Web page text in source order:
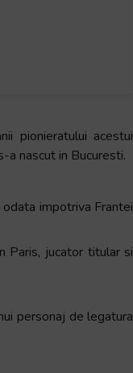
pionieratului acestui
nascut in Bucuresti.
impotriva Frantei
Paris, jucator titular si
personaj de legatura